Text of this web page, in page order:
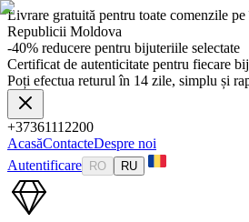
Livrare gratuită pentru toate comenzile
Republicii Moldova
-40% reducere pentru bijuteriile selectate
Certificat de autenticitate pentru fiecare
Poți efectua returul în 14 zile, simplu și
+37361112200
AcasăContacteDespre noi
Autentificare
RO RU